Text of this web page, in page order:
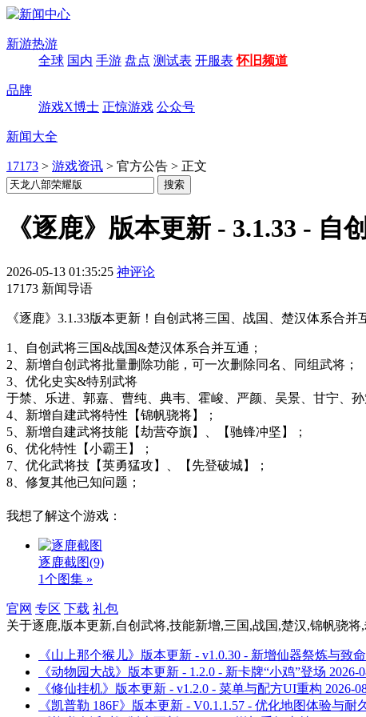
新游热游
全球 国内 手游 盘点 测试表 开服表 怀旧频道
品牌
游戏X博士 正惊游戏 公众号
新闻大全
17173 > 游戏资讯 > 官方公告 > 正文
《逐鹿》版本更新 - 3.1.33 -
2026-05-13 01:35:25 神评论
17173 新闻导语
《逐鹿》3.1.33版本更新！自创武将三国、战国、楚汉体系合
1、自创武将三国&战国&楚汉体系合并互通；
2、新增自创武将批量删除功能，可一次删除同名、同组武将；
3、优化史实&特别武将
于禁、乐进、郭嘉、曹纯、典韦、霍峻、严颜、吴景、甘宁、孙
4、新增自建武将特性【锦帆骁将】；
5、新增自建武将技能【劫营夺旗】、【驰锋冲坚】；
6、优化特性【小霸王】；
7、优化武将技【英勇猛攻】、【先登破城】；
8、修复其他已知问题；
我想了解这个游戏：
逐鹿截图(9)
1个图集 »
官网 专区 下载 礼包
关于逐鹿,版本更新,自创武将,技能新增,三国,战国,楚汉,锦帆骁将
《山上那个猴儿》版本更新 - v1.0.30 - 新增仙器祭炼与致
《动物园大战》版本更新 - 1.2.0 - 新卡牌“小鸡”登场 2026-
《修仙挂机》版本更新 - v1.2.0 - 菜单与配方UI重构 2026-
《凯普勒 186F》版本更新 - V0.1.1.57 - 优化地图体验与耐